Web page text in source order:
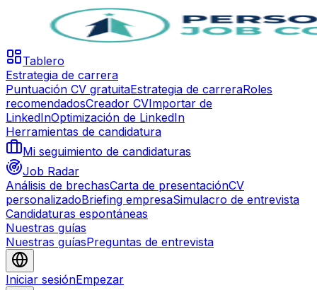
Tablero
Estrategia de carrera
Puntuación CV gratuitaEstrategia de carreraRoles
recomendadosCreador CVImportar de
LinkedInOptimización de LinkedIn
Herramientas de candidatura
Mi seguimiento de candidaturas
Job Radar
Análisis de brechasCarta de presentaciónCV
personalizadoBriefing empresaSimulacro de entrevista
Candidaturas espontáneas
Nuestras guías
Nuestras guíasPreguntas de entrevista
Iniciar sesiónEmpezar